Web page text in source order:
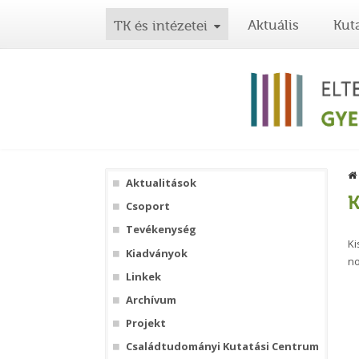
TK és intézetei Aktuális
Aktualitások
Csoport
Tevékenység
Kiadványok
Linkek
Archívum
Projekt
Családtudományi Kutatási Centrum